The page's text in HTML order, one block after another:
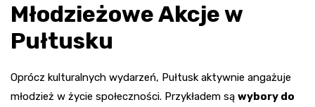
Młodzieżowe Akcje w
Pułtusku
Oprócz kulturalnych wydarzeń, Pułtusk aktywnie angażuje
młodzież w życie społeczności. Przykładem są wybory do